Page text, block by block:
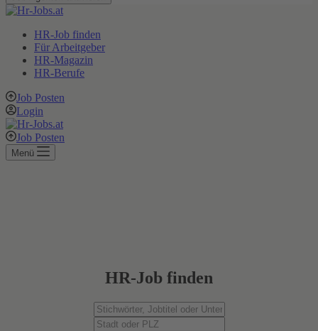
HR-Job finden
Für Arbeitgeber
HR-Magazin
HR-Berufe
Job Posten
Login
Job Posten
Menü
HR-Job finden